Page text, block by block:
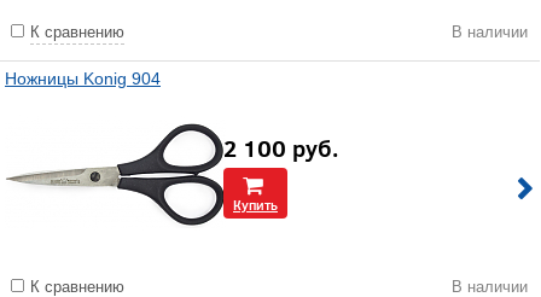
К сравнению В наличии
Ножницы Konig 904
2 100 руб.
Купить
К сравнению В наличии